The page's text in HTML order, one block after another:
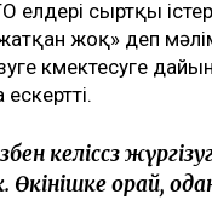
сыртқы істер
жатқан жоқ» деп
көмектесуге
келіссөз
Өкінішке орай,